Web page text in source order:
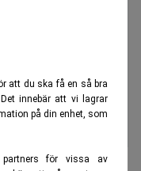
att du ska få en så bra
innebär att vi lagrar
på din enhet, som
för vissa av